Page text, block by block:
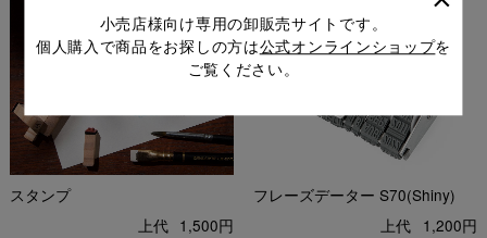
小売店様向け専用の卸販売サイトです。
個人購入で商品をお探しの方は公式オンラインショップを
ご覧ください。
スタンプ
上代 1,500円
フレーズデーター S70(Shiny)
上代 1,200円